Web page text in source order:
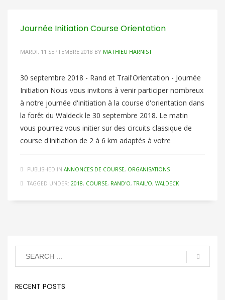
Journée Initiation Course Orientation
MARDI, 11 SEPTEMBRE 2018 BY MATHIEU HARNIST
30 septembre 2018 - Rand et Trail'Orientation - Journée
Initiation Nous vous invitons à venir participer nombreux
à notre journée d'initiation à la course d'orientation dans
la forêt du Waldeck le 30 septembre 2018. Le matin
vous pourrez vous initier sur des circuits classique de
course d'initiation de 2 à 6 km adaptés à votre
PUBLISHED IN ANNONCES DE COURSE, ORGANISATIONS
TAGGED UNDER: 2018, COURSE, RAND'O,TRAIL'O, WALDECK
RECENT POSTS